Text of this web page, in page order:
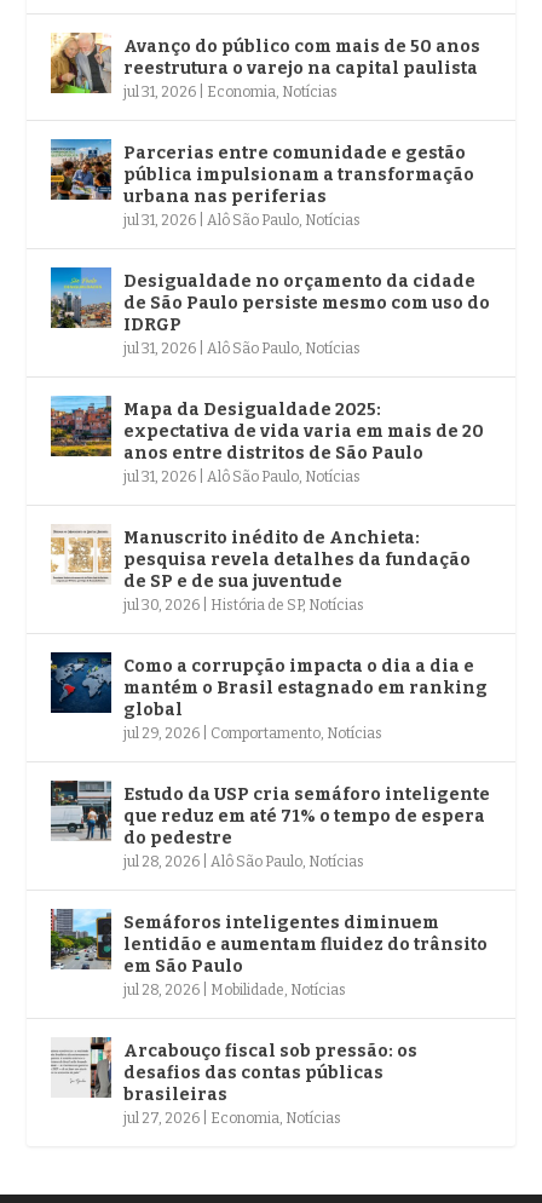
Avanço do público com mais de 50 anos
reestrutura o varejo na capital paulista
jul 31, 2026 Economia Notícias
Parcerias entre comunidade e gestão
pública impulsionam a transformação
urbana nas periferias
jul 31, 2026 Alô São Paulo Notícias
Desigualdade no orçamento da cidade
de São Paulo persiste mesmo com uso do
IDRGP
jul 31, 2026 Alô São Paulo Notícias
Mapa da Desigualdade 2025:
expectativa de vida varia em mais de 20
anos entre distritos de São Paulo
jul 31, 2026 Alô São Paulo Notícias
Manuscrito inédito de Anchieta:
pesquisa revela detalhes da fundação
de SP e de sua juventude
jul 30, 2026 História de SP, Notícias
Como a corrupção impacta o dia a dia e
mantém o Brasil estagnado em ranking
global
jul 29, 2026 Comportamento Notícias
Estudo da USP cria semáforo inteligente
que reduz em até 71% o tempo de espera
do pedestre
jul 28, 2026 Alô São Paulo Notícias
Semáforos inteligentes diminuem
lentidão e aumentam fluidez do trânsito
em São Paulo
jul 28, 2026 Mobilidade Notícias
Arcabouço fiscal sob pressão: os
desafios das contas públicas
brasileiras
jul 27, 2026 Economia Notícias